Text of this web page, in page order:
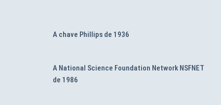
A chave Phillips de 1936
A National Science Foundation Network NSFNET
de 1986